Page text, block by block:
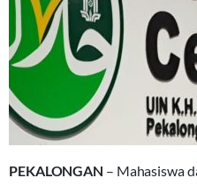
PEKALONGAN – Mahasiswa